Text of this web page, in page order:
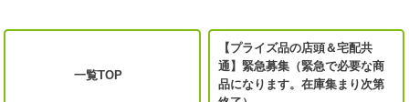
一覧TOP
【プライズ品の店頭＆宅配共
通】緊急募集（緊急で必要な商
品になります。在庫集まり次第